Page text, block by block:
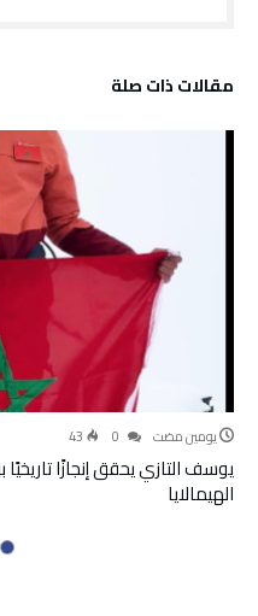
‫مقالات ذات صلة‬
‫‫‫‏‫يومين مضت‬ 43
الهيمالايا